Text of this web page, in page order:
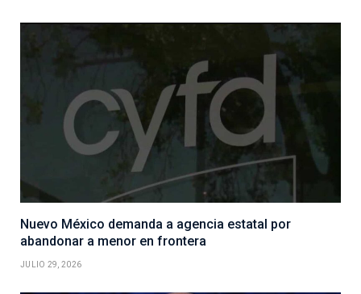
Nuevo México demanda a agencia estatal por
abandonar a menor en frontera
JULIO 29, 2026